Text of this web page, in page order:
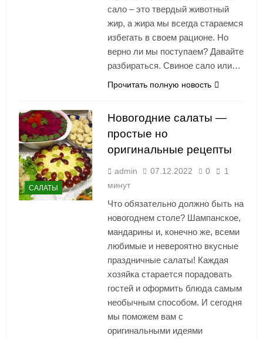
сало – это твердый животный
жир, а жира мы всегда стараемся
избегать в своем рационе. Но
верно ли мы поступаем? Давайте
разбираться. Свиное сало или…
Прочитать полную новость
САЛАТЫ
Новогодние салаты —
простые но
оригинальные рецепты
admin 07.12.2022 0
1
минут
Что обязательно должно быть на
новогоднем столе? Шампанское,
мандарины и, конечно же, всеми
любимые и невероятно вкусные
праздничные салаты! Каждая
хозяйка старается порадовать
гостей и оформить блюда самым
необычным способом. И сегодня
мы поможем вам с
оригинальными идеями